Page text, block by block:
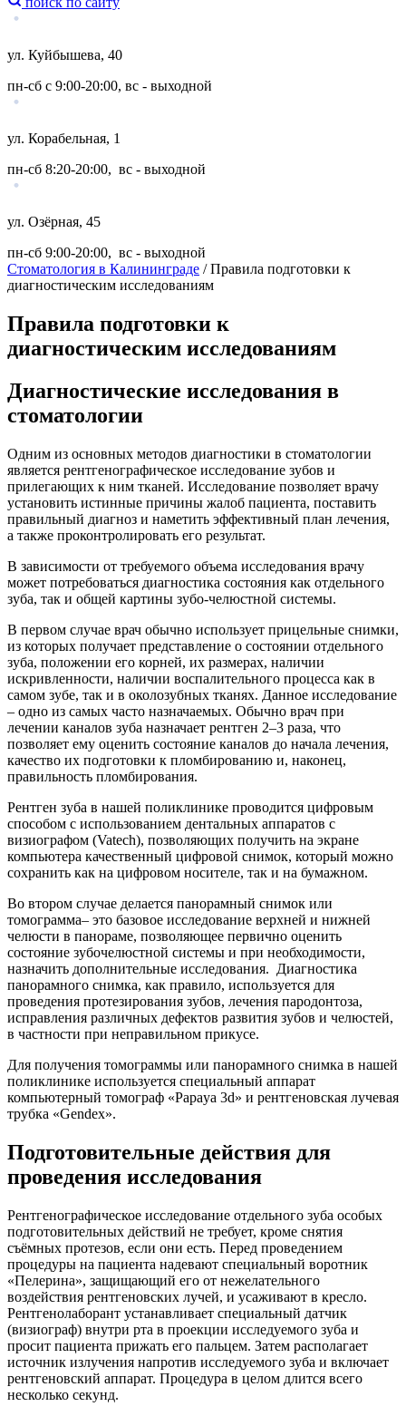
ул. Куйбышева, 40
пн-сб с 9:00-20:00, вс - выходной
ул. Корабельная, 1
пн-сб 8:20-20:00, вс - выходной
ул. Озёрная, 45
пн-сб 9:00-20:00, вс - выходной
Стоматология в Калининграде /Правила подготовки к
диагностическим исследованиям
Правила подготовки к
диагностическим исследованиям
Диагностические исследования в
стоматологии
Одним из основных методов диагностики в стоматологии
является рентгенографическое исследование зубов и
прилегающих к ним тканей. Исследование позволяет врачу
установить истинные причины жалоб пациента, поставить
правильный диагноз и наметить эффективный план лечения,
а также проконтролировать его результат.
В зависимости от требуемого объема исследования врачу
может потребоваться диагностика состояния как отдельного
зуба, так и общей картины зубо-челюстной системы.
В первом случае врач обычно использует прицельные снимки,
из которых получает представление о состоянии отдельного
зуба, положении его корней, их размерах, наличии
искривленности, наличии воспалительного процесса как в
самом зубе, так и в околозубных тканях. Данное исследование
– одно из самых часто назначаемых. Обычно врач при
лечении каналов зуба назначает рентген 2–3 раза, что
позволяет ему оценить состояние каналов до начала лечения,
качество их подготовки к пломбированию и, наконец,
правильность пломбирования.
Рентген зуба в нашей поликлинике проводится цифровым
способом с использованием дентальных аппаратов с
визиографом (Vatech), позволяющих получить на экране
компьютера качественный цифровой снимок, который можно
сохранить как на цифровом носителе, так и на бумажном.
Во втором случае делается панорамный снимок или
томограмма– это базовое исследование верхней и нижней
челюсти в панораме, позволяющее первично оценить
состояние зубочелюстной системы и при необходимости,
назначить дополнительные исследования. Диагностика
панорамного снимка, как правило, используется для
проведения протезирования зубов, лечения пародонтоза,
исправления различных дефектов развития зубов и челюстей,
в частности при неправильном прикусе.
Для получения томограммы или панорамного снимка в нашей
поликлинике используется специальный аппарат
компьютерный томограф «Papaya 3d» и рентгеновская лучевая
трубка «Gendex».
Подготовительные действия для
проведения исследования
Рентгенографическое исследование отдельного зуба особых
подготовительных действий не требует, кроме снятия
съёмных протезов, если они есть. Перед проведением
процедуры на пациента надевают специальный воротник
«Пелерина», защищающий его от нежелательного
воздействия рентгеновских лучей, и усаживают в кресло.
Рентгенолаборант устанавливает специальный датчик
(визиограф) внутри рта в проекции исследуемого зуба и
просит пациента прижать его пальцем. Затем располагает
источник излучения напротив исследуемого зуба и включает
рентгеновский аппарат. Процедура в целом длится всего
несколько секунд.